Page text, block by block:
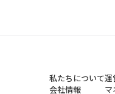
私たちについて
会社情報
運
マ